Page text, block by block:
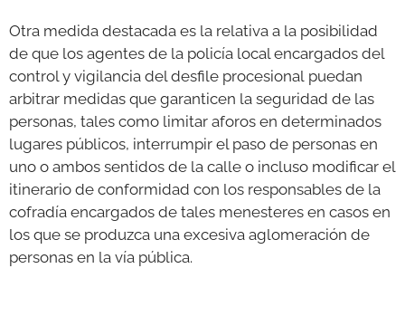
Otra medida destacada es la relativa a la posibilidad
de que los agentes de la policía local encargados del
control y vigilancia del desfile procesional puedan
arbitrar medidas que garanticen la seguridad de las
personas, tales como limitar aforos en determinados
lugares públicos, interrumpir el paso de personas en
uno o ambos sentidos de la calle o incluso modificar el
itinerario de conformidad con los responsables de la
cofradía encargados de tales menesteres en casos en
los que se produzca una excesiva aglomeración de
personas en la vía pública.